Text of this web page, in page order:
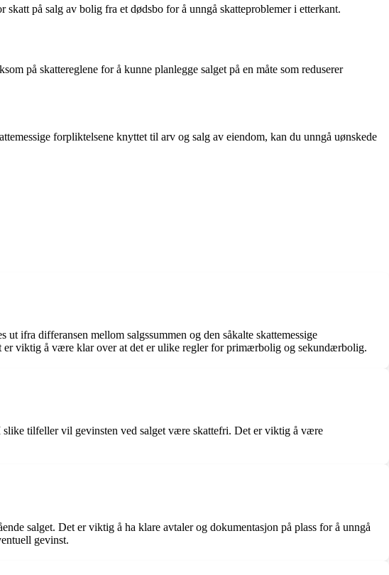
på salg av bolig fra et dødsbo for å unngå skatteproblemer i etterkant.
på skattereglene for å kunne planlegge salget på en måte som reduserer
forpliktelsene knyttet til arv og salg av eiendom, kan du unngå uønskede
ifra differansen mellom salgssummen og den såkalte skattemessige
er viktig å være klar over at det er ulike regler for primærbolig og sekundærbolig.
tilfeller vil gevinsten ved salget være skattefri. Det er viktig å være
salget. Det er viktig å ha klare avtaler og dokumentasjon på plass for å unngå
gevinst.